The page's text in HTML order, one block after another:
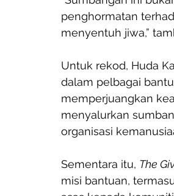
penghormatan
menyentuh jiwa,”
Untuk rekod, Huda
dalam pelbagai
memperjuangkan
menyalurkan
organisasi
Sementara itu, The
misi bantuan,